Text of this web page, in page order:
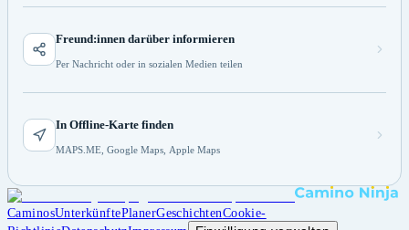
Freund:innen darüber informieren
Per Nachricht oder in sozialen Medien teilen
In Offline-Karte finden
MAPS.ME, Google Maps, Apple Maps
CaminosUnterkünftePlanerGeschichtenCookie-